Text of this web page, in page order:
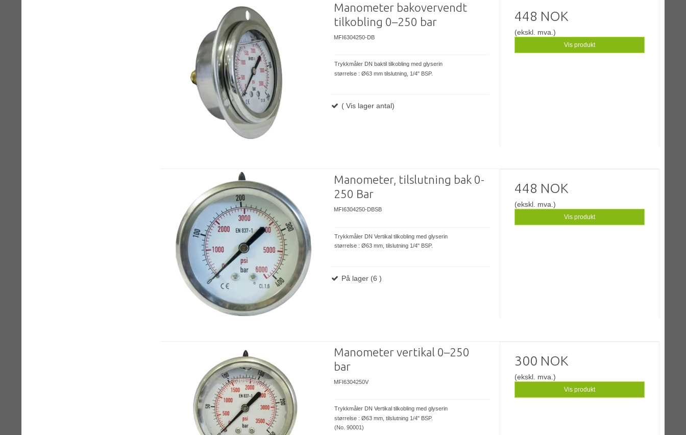
Manometer bakovervendt
tilkobling 0–250 bar
MFI6304250-DB
Trykkmåler DN baktil tilkobling med glyserin
størrelse : Ø63 mm tilslutning, 1/4" BSP.
( Vis lager antal)
448 NOK
(ekskl. mva.)
Vis produkt
Manometer, tilslutning bak 0-
250 Bar
MFI6304250-DBSB
Trykkmåler DN Vertikal tilkobling med glyserin
størrelse : Ø63 mm, tilslutning 1/4" BSP.
På lager (6 )
448 NOK
(ekskl. mva.)
Vis produkt
Manometer vertikal 0–250
bar
MFI6304250V
Trykkmåler DN Vertikal tilkobling med glyserin
størrelse : Ø63 mm, tilslutning 1/4" BSP.
(No. 90001)
300 NOK
(ekskl. mva.)
Vis produkt